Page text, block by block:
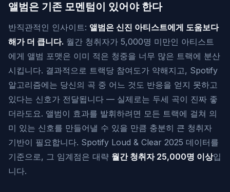
앨범은 기존 모멘텀이 있어야 한다
반직관적인 인사이트: 앨범은 신진 아티스트에게 도움보다
해가 더 큽니다. 월간 청취자가 5,000명 미만인 아티스트
에게 앨범 포맷은 이미 적은 청중을 너무 많은 트랙에 분산
시킵니다. 결과적으로 트랙당 참여도가 약해지고, Spotify
알고리즘에는 당신의 곡 중 어느 것도 반응을 얻지 못하고
있다는 신호가 전달됩니다 — 실제로는 두세 곡이 진짜 좋
더라도요. 앨범이 효과를 발휘하려면 모든 트랙에 걸쳐 의
미 있는 신호를 만들어낼 수 있을 만큼 충분히 큰 청취자
기반이 필요합니다. Spotify Loud & Clear 2025 데이터를
기준으로, 그 임계점은 대략 월간 청취자 25,000명 이상입
니다.